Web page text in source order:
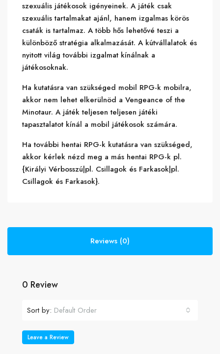
szexuális játékosok igényeinek. A játék csak
szexuális tartalmakat ajánl, hanem izgalmas körös
csaták is tartalmaz. A több hős lehetővé teszi a
különböző stratégia alkalmazását. A kútvállalatok és
nyitott világ további izgalmat kínálnak a
játékosoknak.
Ha kutatásra van szükséged mobil RPG-k mobilra,
akkor nem lehet elkerülnöd a Vengeance of the
Minotaur. A játék teljesen teljesen játéki
tapasztalatot kínál a mobil játékosok számára.
Ha további hentai RPG-k kutatásra van szükséged,
akkor kérlek nézd meg a más hentai RPG-k pl.
{Királyi Vérbosszú|pl. Csillagok és Farkasok|pl.
Csillagok és Farkasok}.
Reviews (0)
0 Review
Sort by: Default Order
Leave a Review